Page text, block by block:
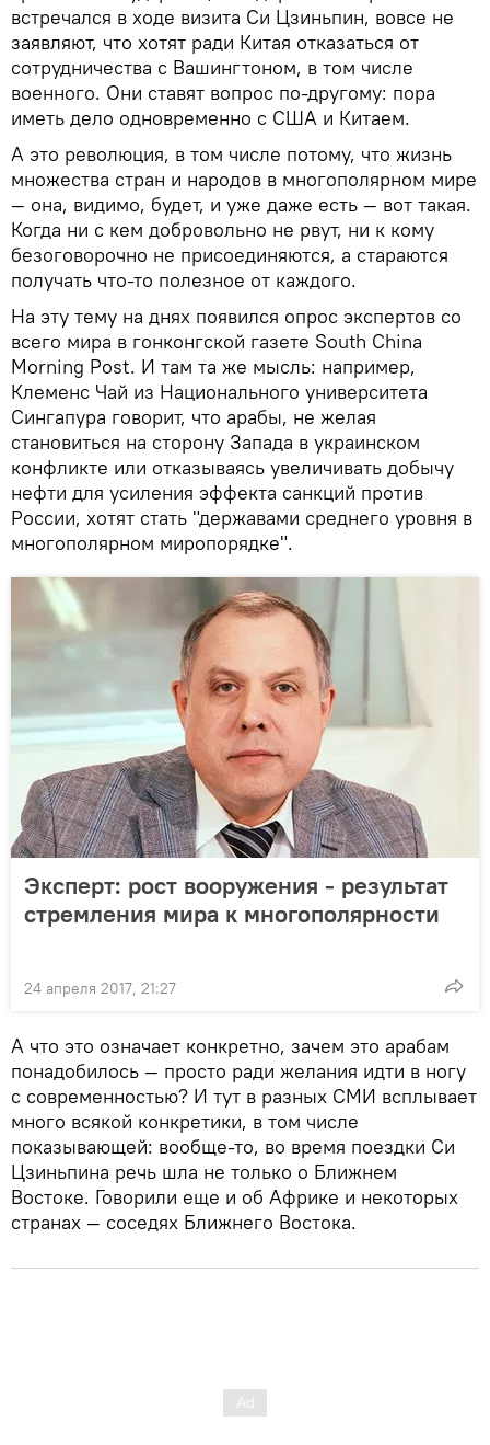
встречался в ходе визита Си Цзиньпин, вовсе не
заявляют, что хотят ради Китая отказаться от
сотрудничества с Вашингтоном, в том числе
военного. Они ставят вопрос по-другому: пора
иметь дело одновременно с США и Китаем.
А это революция, в том числе потому, что жизнь
множества стран и народов в многополярном мире
— она, видимо, будет, и уже даже есть — вот такая.
Когда ни с кем добровольно не рвут, ни к кому
безоговорочно не присоединяются, а стараются
получать что-то полезное от каждого.
На эту тему на днях появился опрос экспертов со
всего мира в гонконгской газете South China
Morning Post. И там та же мысль: например,
Клеменс Чай из Национального университета
Сингапура говорит, что арабы, не желая
становиться на сторону Запада в украинском
конфликте или отказываясь увеличивать добычу
нефти для усиления эффекта санкций против
России, хотят стать "державами среднего уровня в
многополярном миропорядке".
Эксперт: рост вооружения - результат
стремления мира к многополярности
24 апреля 2017, 21:27
А что это означает конкретно, зачем это арабам
понадобилось — просто ради желания идти в ногу
с современностью? И тут в разных СМИ всплывает
много всякой конкретики, в том числе
показывающей: вообще-то, во время поездки Си
Цзиньпина речь шла не только о Ближнем
Востоке. Говорили еще и об Африке и некоторых
странах — соседях Ближнего Востока.